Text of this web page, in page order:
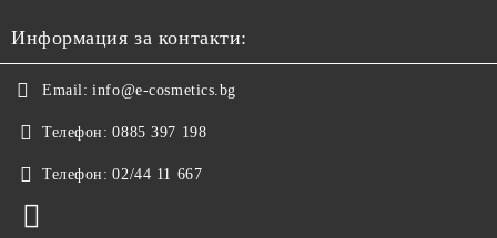
Информация за контакти:
Email: info@e-cosmetics.bg
Телефон: 0885 397 198
Телефон: 02/44 11 667